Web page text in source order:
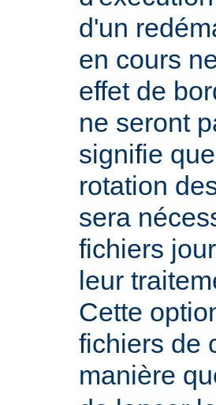
d'un
en cours
effet de
ne seront
signifie
rotation
sera
fichiers
leur
Cette
fichiers de
manière